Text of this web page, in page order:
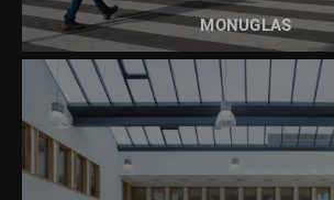
MONUGLAS